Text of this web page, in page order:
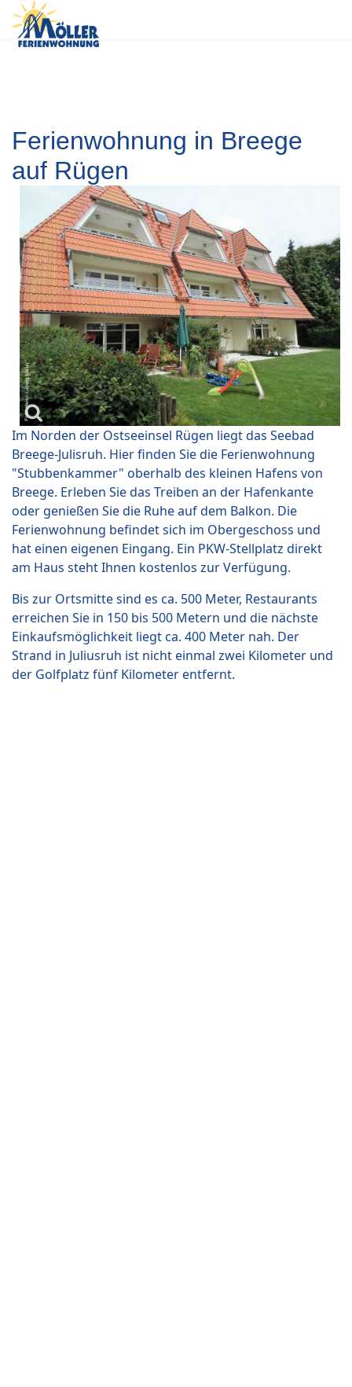
Ferienwohnung in Breege
auf Rügen
Im Norden der Ostseeinsel Rügen liegt das Seebad
Breege-Julisruh. Hier finden Sie die Ferienwohnung
"Stubbenkammer" oberhalb des kleinen Hafens von
Breege. Erleben Sie das Treiben an der Hafenkante
oder genießen Sie die Ruhe auf dem Balkon. Die
Ferienwohnung befindet sich im Obergeschoss und
hat einen eigenen Eingang. Ein PKW-Stellplatz direkt
am Haus steht Ihnen kostenlos zur Verfügung.
Bis zur Ortsmitte sind es ca. 500 Meter, Restaurants
erreichen Sie in 150 bis 500 Metern und die nächste
Einkaufsmöglichkeit liegt ca. 400 Meter nah. Der
Strand in Juliusruh ist nicht einmal zwei Kilometer und
der Golfplatz fünf Kilometer entfernt.